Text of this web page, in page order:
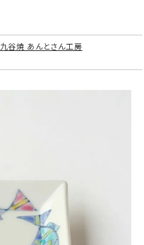
九谷焼 あんとさん工房